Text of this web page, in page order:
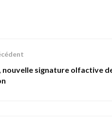
nouvelle signature olfactive